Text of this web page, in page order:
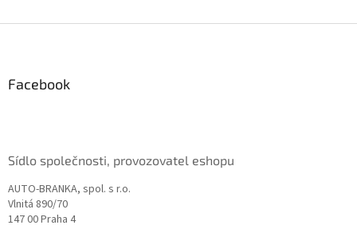
Facebook
Sídlo společnosti, provozovatel eshopu
AUTO-BRANKA, spol. s r.o.
Vlnitá 890/70
147 00 Praha 4